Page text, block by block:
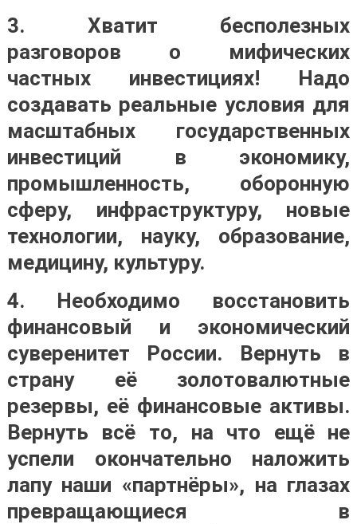
3. Хватит бесполезных
разговоров о мифических
частных инвестициях! Надо
создавать реальные условия для
масштабных государственных
инвестиций в экономику,
промышленность, оборонную
сферу, инфраструктуру, новые
технологии, науку, образование,
медицину, культуру.
4. Необходимо восстановить
финансовый и экономический
суверенитет России. Вернуть в
страну её золотовалютные
резервы, её финансовые активы.
Вернуть всё то, на что ещё не
успели окончательно наложить
лапу наши «партнёры», на глазах
превращающиеся в